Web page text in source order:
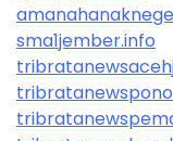
sma1jember.info